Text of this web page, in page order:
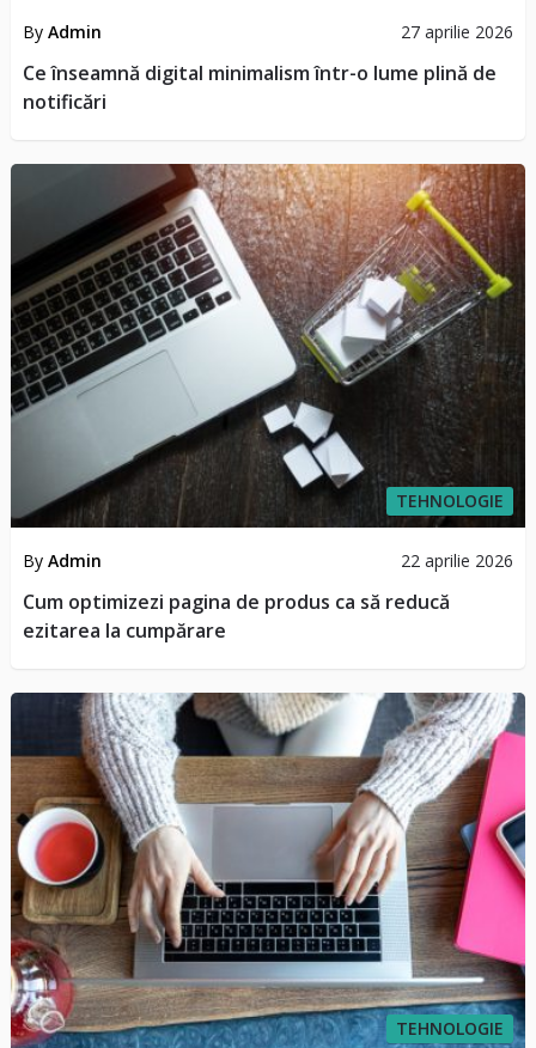
By Admin 27 aprilie 2026
Ce înseamnă digital minimalism într-o lume plină de
notificări
TEHNOLOGIE
By Admin 22 aprilie 2026
Cum optimizezi pagina de produs ca să reducă
ezitarea la cumpărare
TEHNOLOGIE